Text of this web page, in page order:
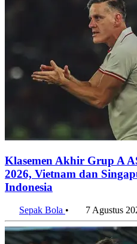
Klasemen Akhir Grup A
2026, Vietnam dan
Indonesia
Sepak Bola • 7 Agustus